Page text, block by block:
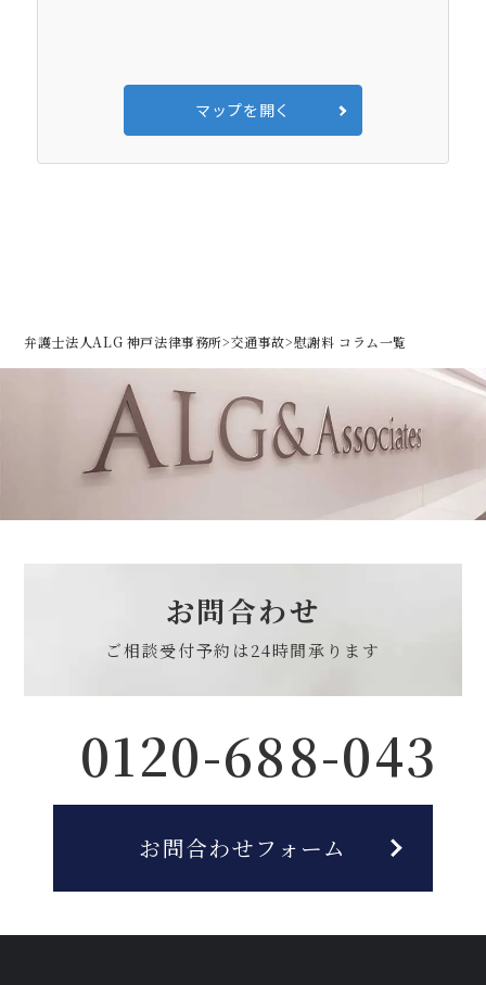
マップを開く
弁護士法人ALG 神戸法律事務所>交通事故>慰謝料 コラム一覧
お問合わせ
ご相談受付予約は24時間承ります
0120-688-043
お問合わせフォーム